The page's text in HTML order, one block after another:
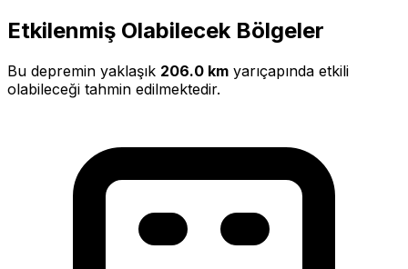
Etkilenmiş Olabilecek Bölgeler
Bu depremin yaklaşık 206.0 km yarıçapında etkili
olabileceği tahmin edilmektedir.